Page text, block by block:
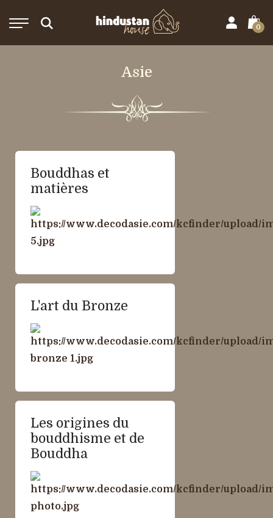
0
Asie
Bouddhas et
matières
L'art du Bronze
Les origines du
bouddhisme et de
Bouddha